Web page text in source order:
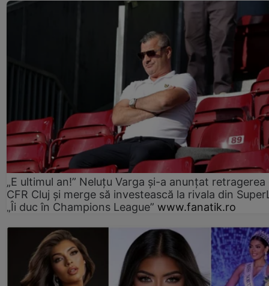
„E ultimul an!” Neluțu Varga și-a anunțat retragerea
CFR Cluj și merge să investească la rivala din
„Îi duc în Champions League” www.fanatik.ro